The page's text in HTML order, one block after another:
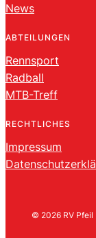
News
ABTEILUNGEN
Rennsport
Radball
MTB-Treff
RECHTLICHES
Impressum
© 2026 RV Pfeil